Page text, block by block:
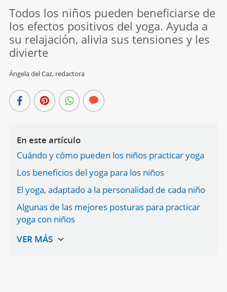
Todos los niños pueden beneficiarse de
los efectos positivos del yoga. Ayuda a
su relajación, alivia sus tensiones y les
divierte
Ángela del Caz, redactora
En este artículo
Cuándo y cómo pueden los niños practicar yoga
Los beneficios del yoga para los niños
El yoga, adaptado a la personalidad de cada niño
Algunas de las mejores posturas para practicar
yoga con niños